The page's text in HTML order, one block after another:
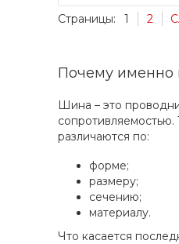
Страницы: 1 2
Почему именно
Шина – это
сопротивляемостью.
различаются по:
форме;
размеру;
сечению;
материалу.
Что касается